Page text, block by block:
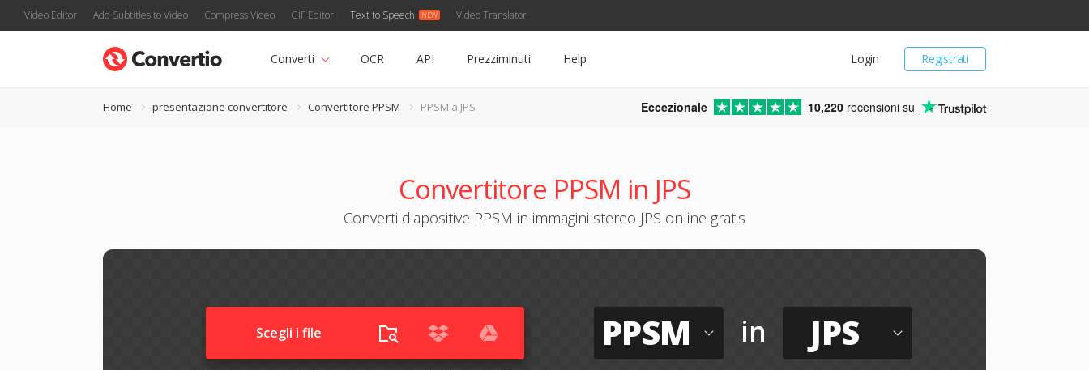
Video Editor Add Subtitles to Video Compress Video GIF Editor Text to Speech Video Translator
Registrati
Login
Converti OCR API Prezziminuti Help
Home presentazione convertitore Convertitore PPSM PPSM a JPS Eccezionale 10,220 recensioni su
Convertitore PPSM in JPS
Converti diapositive PPSM in immagini stereo JPS online gratis
Scegli i file PPSM in JPS